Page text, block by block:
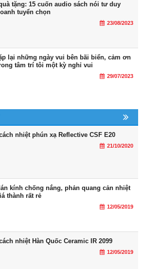
tặng: 15 cuốn audio sách nói tư duy
tuyển chọn
23/08/2023
lại những ngày vui bên bãi biển, cảm ơn
tâm trí tôi một kỳ nghỉ vui
29/07/2023
nhiệt phún xạ Reflective CSF E20
21/10/2020
kính chống nắng, phản quang cản nhiệt
thành rất rẻ
12/05/2019
nhiệt Hàn Quốc Ceramic IR 2099
12/05/2019